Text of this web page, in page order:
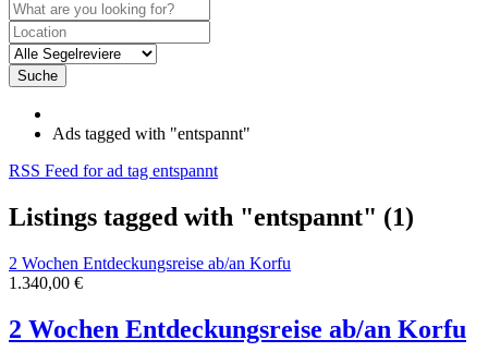
Suche
Ads tagged with "entspannt"
RSS Feed for ad tag entspannt
Listings tagged with "entspannt" (1)
2 Wochen Entdeckungsreise ab/an Korfu
1.340,00 €
2 Wochen Entdeckungsreise ab/an Korfu